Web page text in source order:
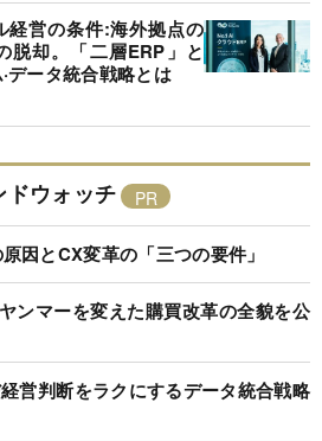
経営の条件:海外拠点の
脱却。「二層ERP」と
データ統合戦略とは
ドウォッチ
因とCX変革の「三つの要件」
ンマーを変えた購買改革の全貌を公
営判断をラクにするデータ統合戦略